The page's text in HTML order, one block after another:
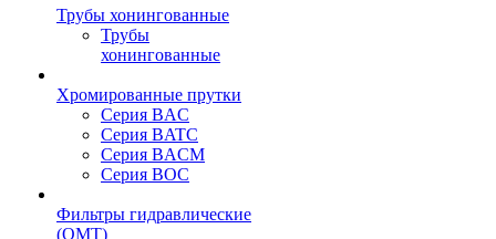
Трубы хонингованные
Трубы
хонингованные
Хромированные прутки
Серия BAC
Серия BATC
Серия BACM
Серия BOC
Фильтры гидравлические
(OMT)